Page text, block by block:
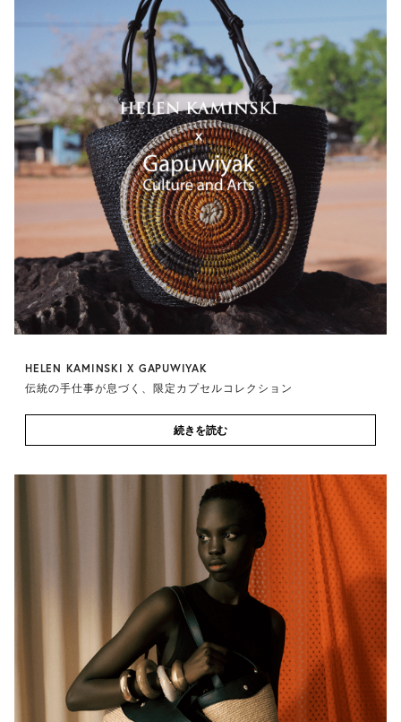
HELEN KAMINSKI X GAPUWIYAK
伝統の手仕事が息づく、限定カプセルコレクション
続きを読む